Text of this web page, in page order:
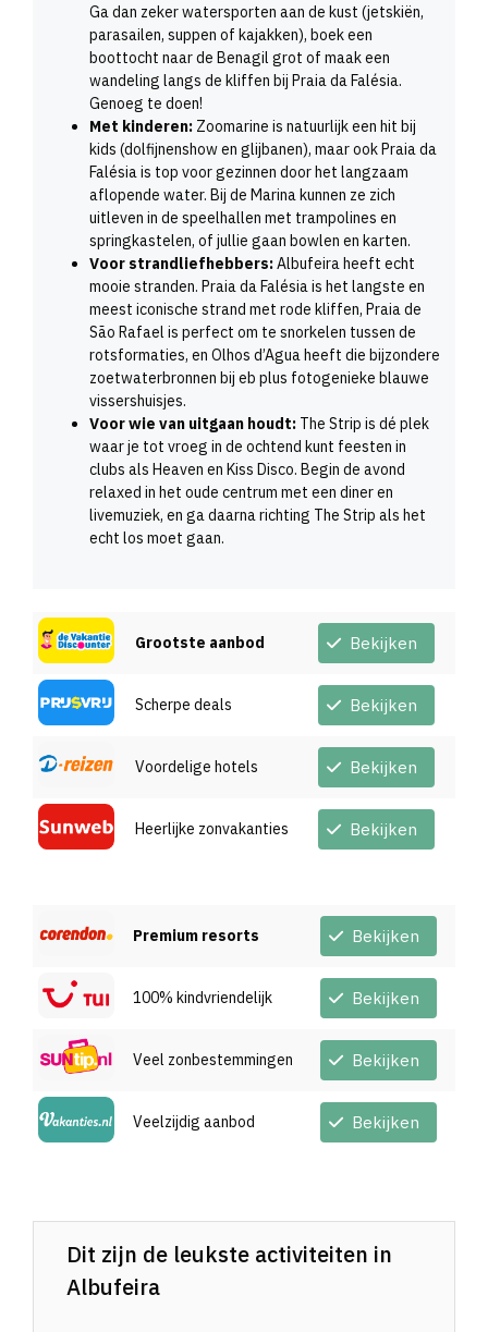
Ga dan zeker watersporten aan de kust (jetskiën,
parasailen, suppen of kajakken), boek een
boottocht naar de Benagil grot of maak een
wandeling langs de kliffen bij Praia da Falésia.
Genoeg te doen!
Met kinderen: Zoomarine is natuurlijk een hit bij
kids (dolfijnenshow en glijbanen), maar ook Praia da
Falésia is top voor gezinnen door het langzaam
aflopende water. Bij de Marina kunnen ze zich
uitleven in de speelhallen met trampolines en
springkastelen, of jullie gaan bowlen en karten.
Voor strandliefhebbers:Albufeira heeft echt
mooie stranden. Praia da Falésia is het langste en
meest iconische strand met rode kliffen, Praia de
São Rafael is perfect om te snorkelen tussen de
rotsformaties, en Olhos d’Agua heeft die bijzondere
zoetwaterbronnen bij eb plus fotogenieke blauwe
vissershuisjes.
Voor wie van uitgaan houdt: The Strip is dé plek
waar je tot vroeg in de ochtend kunt feesten in
clubs als Heaven en Kiss Disco. Begin de avond
relaxed in het oude centrum met een diner en
livemuziek, en ga daarna richting The Strip als het
echt los moet gaan.
Grootste aanbod Bekijken
Scherpe deals Bekijken
Voordelige hotels Bekijken
Heerlijke zonvakanties Bekijken
Premium resorts Bekijken
100% kindvriendelijk Bekijken
Veel zonbestemmingen Bekijken
Veelzijdig aanbod Bekijken
Dit zijn de leukste activiteiten in
Albufeira